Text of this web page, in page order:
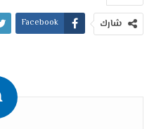
شارك Facebook